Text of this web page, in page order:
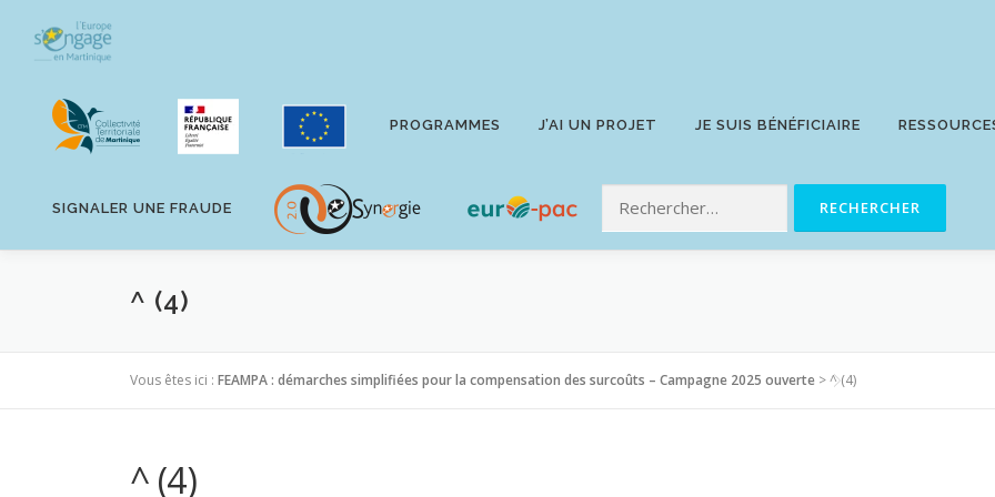
contenu
PROGRAMMES J’AI UN PROJET JE SUIS BÉNÉFICIAIRE
SIGNALER UNE FRAUDE
^ (4)
Vous êtes ici : FEAMPA : démarches simplifiées pour la compensation des surcoûts – Campagne 2025 ouverte >^ (4)
^ (4)